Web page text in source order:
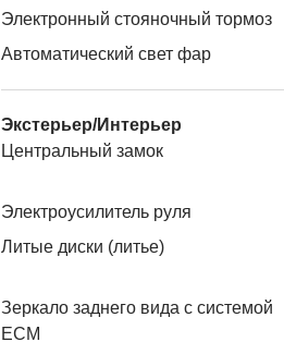
Электронный стояночный тормоз
Автоматический свет фар
Экстерьер/Интерьер
Центральный замок
Электроусилитель руля
Литые диски (литье)
Зеркало заднего вида с системой
ЕСМ